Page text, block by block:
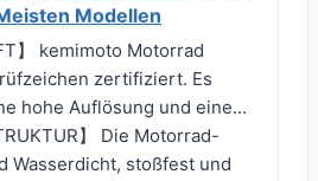
Modellen
】 kemimoto Motorrad
zertifiziert. Es
hohe Auflösung und eine...
】 Die Motorrad-
Wasserdicht, stoßfest und